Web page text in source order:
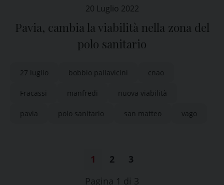
20 Luglio 2022
Pavia, cambia la viabilità nella zona del
polo sanitario
27 luglio bobbio pallavicini cnao
Fracassi manfredi nuova viabilità
pavia polo sanitario san matteo vago
1 2
3
Pagina 1 di 3